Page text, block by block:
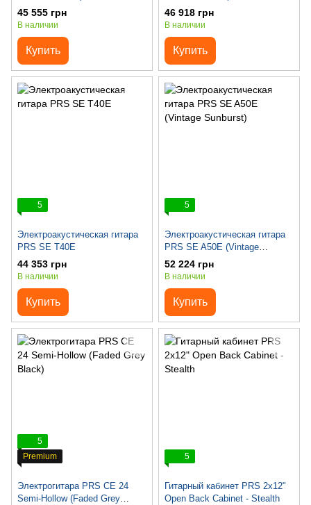
Black Gold Burst)
45 555 грн
В наличии
Купить
Sunburst)
46 918 грн
В наличии
Купить
5
Электроакустическая гитара
PRS SE T40E
44 353 грн
В наличии
Купить
5
Электроакустическая гитара
PRS SE A50E (Vintage
Sunburst)
52 224 грн
В наличии
Купить
5
Premium
Электрогитара PRS CE 24
Semi-Hollow (Faded Grey
5
Гитарный кабинет PRS 2x12"
Open Back Cabinet - Stealth